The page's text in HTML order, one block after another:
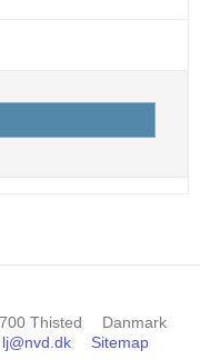
Thisted
Danmark
lj@nvd.dk
Sitemap